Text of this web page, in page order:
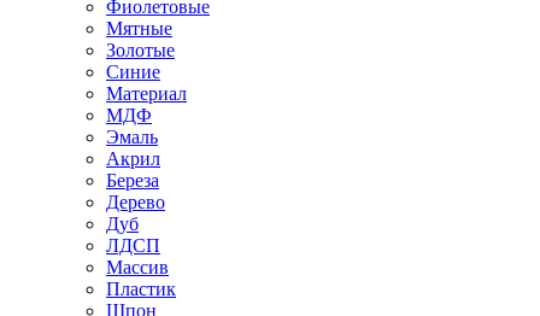
Фиолетовые
Мятные
Золотые
Синие
Материал
МДФ
Эмаль
Акрил
Береза
Дерево
Дуб
ЛДСП
Массив
Пластик
Шпон